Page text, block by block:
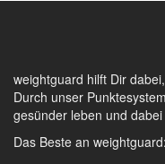
weightguard hilft Dir
Durch unser
gesünder leben und
Das Beste an